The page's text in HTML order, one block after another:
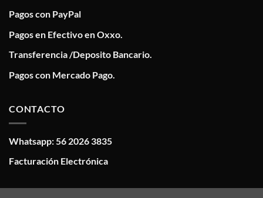
Pagos con PayPal
Pagos en Efectivo en Oxxo.
Transferencia /Deposito Bancario.
Pagos con Mercado Pago.
CONTACTO
Whatsapp: 56 2026 3835
Facturación Electrónica